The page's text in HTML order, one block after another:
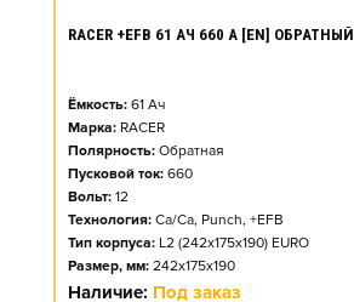
RACER +EFB 61 АЧ 660 А [EN] ОБРАТНЫЙ
Ёмкость: 61 Ач
Марка: RACER
Полярность: Обратная
Пусковой ток: 660
Вольт: 12
Технология: Ca/Ca, Punch, +EFB
Тип корпуса: L2 (242x175x190) EURO
Размер, мм: 242x175x190
Наличие: Под заказ